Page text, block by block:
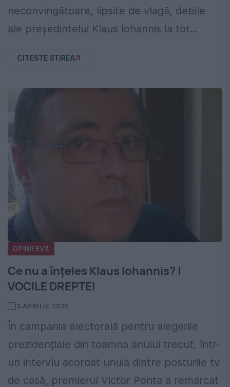
neconvingătoare, lipsite de vlagă, debile
ale președintelui Klaus Iohannis la tot...
CITESTE STIREA
OPINII EVZ
Ce nu a înțeles Klaus Iohannis? |
VOCILE DREPTEI
3 APRILIE 2015
În campania electorală pentru alegerile
prezidențiale din toamna anului trecut, într-
un interviu acordat unuia dintre posturile tv
de casă, premierul Victor Ponta a remarcat